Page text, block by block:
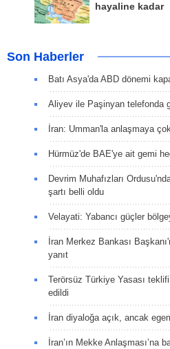
hayaline kadar
Son Haberler
Batı Asya'da ABD dönemi
Aliyev ile Paşinyan telefonda
İran: Umman'la anlaşmaya
Hürmüz'de BAE'ye ait gemi
Devrim Muhafızları
şartı belli oldu
Velayati: Yabancı güçler
İran Merkez Bankası
yanıt
Terörsüz Türkiye Yasası
edildi
İran diyaloğa açık, ancak
İran’ın Mekke Anlaşması’na